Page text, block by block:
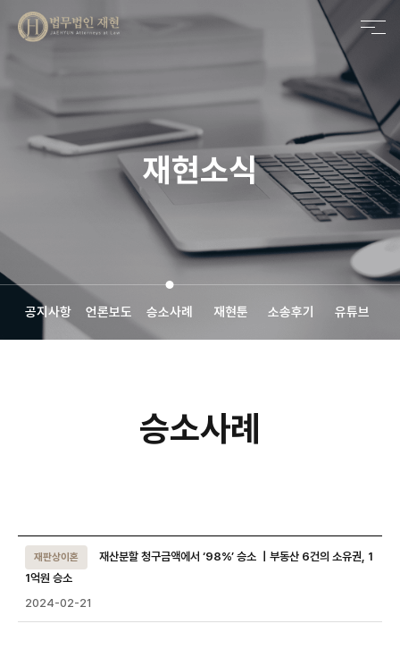
메인비주얼 영역
재현소식
공지사항 언론보도 승소사례 재현툰 소송후기 유튜브
승소사례
재판상이혼
재산분할 청구금액에서 ‘98%’ 승소 ｜부동산 6건의 소유권, 1
1억원 승소
2024-02-21